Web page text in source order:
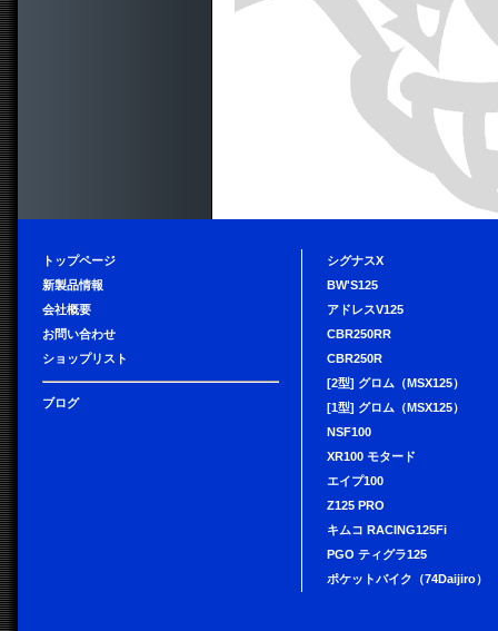
トップページ
新製品情報
会社概要
お問い合わせ
ショップリスト
ブログ
シグナスX
BW'S125
アドレスV125
CBR250RR
CBR250R
[2型] グロム（MSX125）
[1型] グロム（MSX125）
NSF100
XR100 モタード
エイプ100
Z125 PRO
キムコ RACING125Fi
PGO ティグラ125
ポケットバイク（74Daijiro）